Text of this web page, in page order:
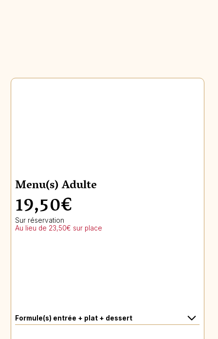
Menu(s) Adulte
19,50€
Sur réservation
Au lieu de 23,50€ sur place
Formule(s) entrée + plat + dessert